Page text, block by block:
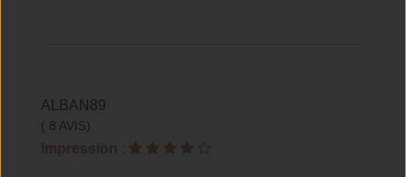
ALBAN89
( 8 AVIS)
Impression :